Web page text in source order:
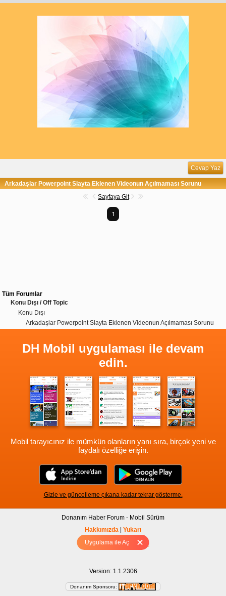
Uygulama ile Aç
Cevap Yaz
Arkadaşlar Powerpoint Slayta Eklenen Videonun Açılmaması Sorunu
Sayfaya Git
1
Tüm Forumlar
Konu Dışı / Off Topic
Konu Dışı
Arkadaşlar Powerpoint Slayta Eklenen Videonun Açılmaması Sorunu
DH Mobil uygulaması ile devam
edin.
Mobil tarayıcınız ile mümkün olanların yanı sıra, birçok yeni ve
faydalı özelliğe erişin.
Gizle ve güncelleme çıkana kadar tekrar gösterme.
Donanım Haber Forum - Mobil Sürüm
Hakkımızda | Yukarı
Tam sürüm için Tıklayınız
Version: 1.1.2306
Donanım Sponsoru: